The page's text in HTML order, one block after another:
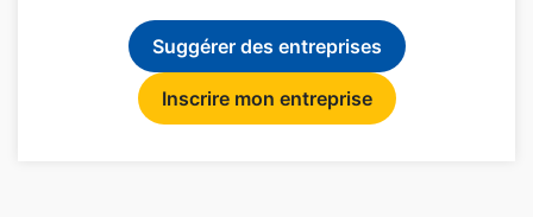
Suggérer des entreprises
Inscrire mon entreprise